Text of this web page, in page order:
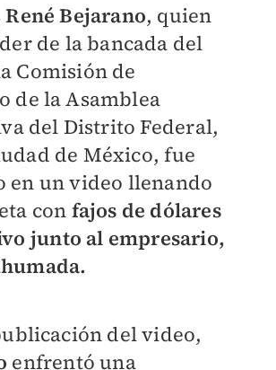
René Bejarano, quien
de la bancada del
Comisión de
de la Asamblea
del Distrito Federal,
de México, fue
en un video llenando
confajos de dólares
junto al empresario,
del video,
enfrentó una